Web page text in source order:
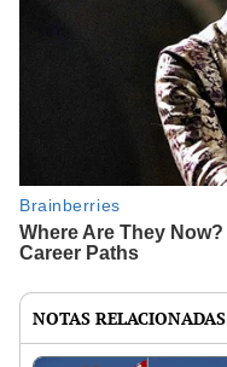
NOTAS RELACIONADAS